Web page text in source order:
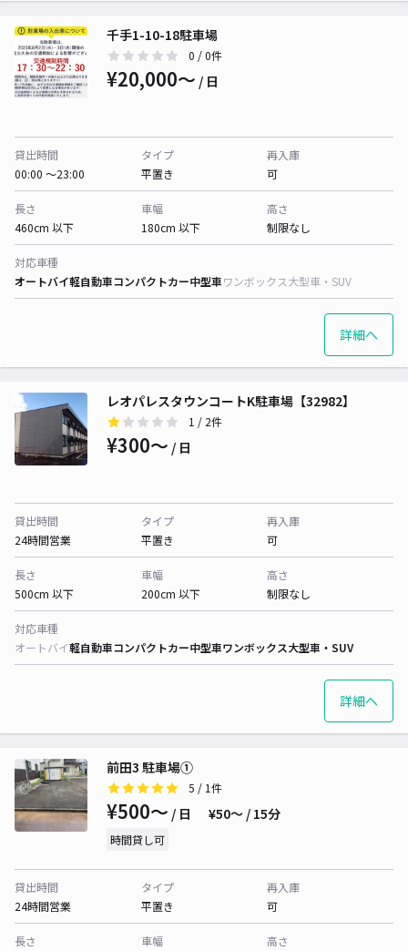
千手1-10-18駐車場
0 / 0件
¥20,000〜 / 日
貸出時間
00:00 〜23:00
タイプ
平置き
再入庫
可
長さ
460cm 以下
車幅
180cm 以下
高さ
制限なし
対応車種
オートバイ軽自動車コンパクトカー中型車ワンボックス大型車・SUV
詳細へ
レオパレスタウンコートK駐車場【32982】
1 / 2件
¥300〜 / 日
貸出時間
24時間営業
タイプ
平置き
再入庫
可
長さ
500cm 以下
車幅
200cm 以下
高さ
制限なし
対応車種
オートバイ軽自動車コンパクトカー中型車ワンボックス大型車・SUV
詳細へ
前田3 駐車場①
5 / 1件
¥500〜 / 日 ¥50〜 / 15分
時間貸し可
貸出時間
24時間営業
タイプ
平置き
再入庫
可
長さ
車幅
高さ